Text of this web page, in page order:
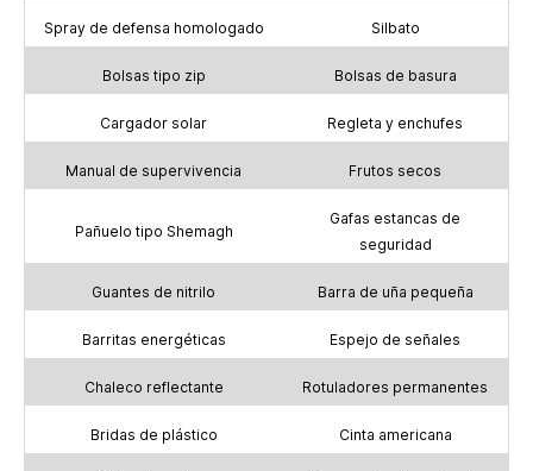
Spray de defensa homologado Silbato
Bolsas tipo zip Bolsas de basura
Cargador solar Regleta y enchufes
Manual de supervivencia Frutos secos
Pañuelo tipo Shemagh
Gafas estancas de
seguridad
Guantes de nitrilo Barra de uña pequeña
Barritas energéticas Espejo de señales
Chaleco reflectante Rotuladores permanentes
Bridas de plástico Cinta americana